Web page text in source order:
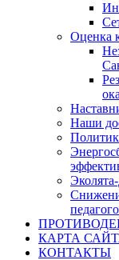
Оценка
Наши
КАРТА
КОНТАКТЫ